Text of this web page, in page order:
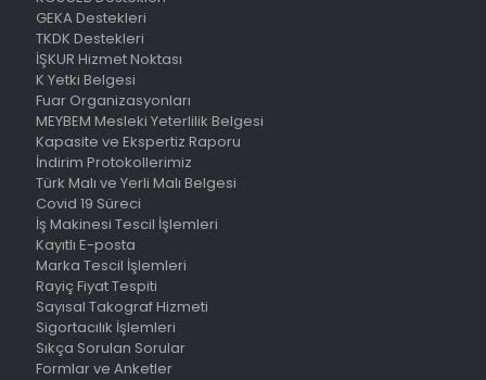
GEKA Destekleri
TKDK Destekleri
İŞKUR Hizmet Noktası
K Yetki Belgesi
Fuar Organizasyonları
MEYBEM Mesleki Yeterlilik Belgesi
Kapasite ve Ekspertiz Raporu
İndirim Protokollerimiz
Türk Malı ve Yerli Malı Belgesi
Covid 19 Süreci
İş Makinesi Tescil İşlemleri
Kayıtlı E-posta
Marka Tescil İşlemleri
Rayiç Fiyat Tespiti
Sayısal Takograf Hizmeti
Sigortacılık İşlemleri
Sıkça Sorulan Sorular
Formlar ve Anketler